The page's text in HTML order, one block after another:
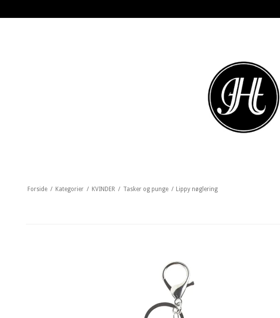
Forside / Kategorier / KVINDER / Tasker og punge / Lippy nøglering